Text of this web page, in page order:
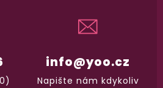
na bezplatné vrácení zboží
info@yoo.cz
Napište nám kdykoliv